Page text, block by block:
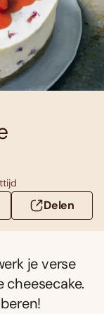
Delen
je verse
cheesecake.